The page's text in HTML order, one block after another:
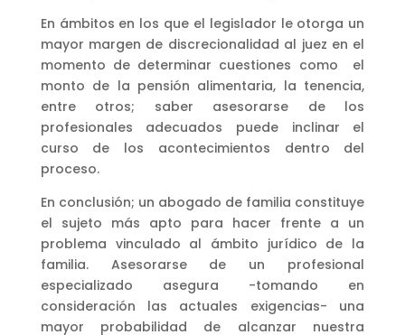
En ámbitos en los que el legislador le otorga un
mayor margen de discrecionalidad al juez en el
momento de determinar cuestiones como el
monto de la pensión alimentaria, la tenencia,
entre otros; saber asesorarse de los
profesionales adecuados puede inclinar el
curso de los acontecimientos dentro del
proceso.
En conclusión; un abogado de familia constituye
el sujeto más apto para hacer frente a un
problema vinculado al ámbito jurídico de la
familia. Asesorarse de un profesional
especializado asegura -tomando en
consideración las actuales exigencias- una
mayor probabilidad de alcanzar nuestra